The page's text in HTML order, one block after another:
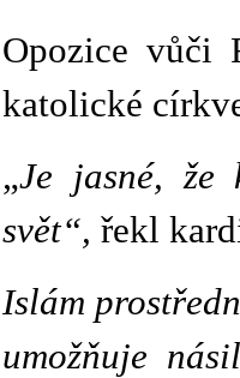
Opozice vůči
katolické
„Je jasné, že
svět“, řekl
Islám
umožňuje